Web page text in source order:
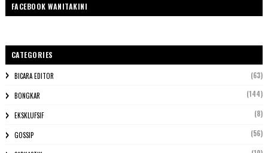
FACEBOOK WANITAKINI
CATEGORIES
BICARA EDITOR (63)
BONGKAR (144)
EKSKLUFSIF (8)
GOSSIP (56)